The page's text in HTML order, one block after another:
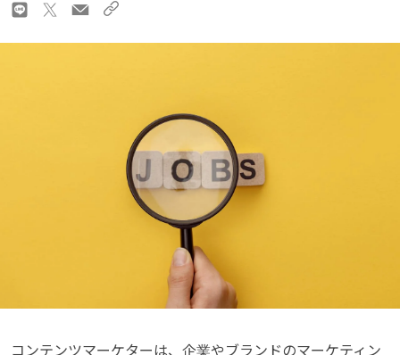
コンテンツマーケターは、企業やブランドのマーケティン